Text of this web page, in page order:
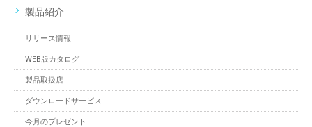
製品紹介
リリース情報
WEB版カタログ
製品取扱店
ダウンロードサービス
今月のプレゼント